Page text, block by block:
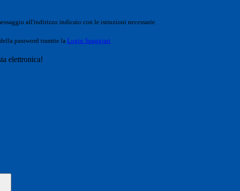
all'indirizzo indicato con le istruzioni necessarie.
password tramite la Login Spaggiari
elettronica!